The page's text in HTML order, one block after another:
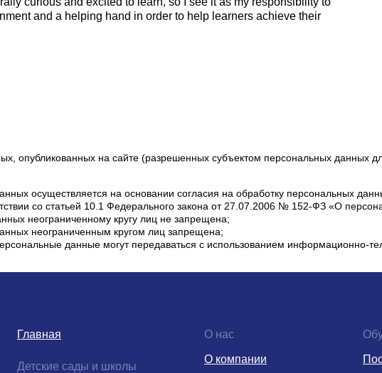
and a helping hand in order to help learners achieve their
опубликованных на сайте (разрешенных субъектом персональных данных
осуществляется на основании согласия на обработку персональных
со статьей 10.1 Федерального закона от 27.07.2006 № 152-ФЗ «О
неограниченному кругу лиц не запрещена;
неограниченным кругом лиц запрещена;
данные могут передаваться с использованием информационно-
О компании
О нас
Детские сады и школы
Главная